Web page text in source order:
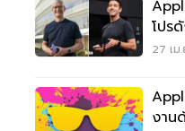
โปร
ลงต
27 เม
งาน